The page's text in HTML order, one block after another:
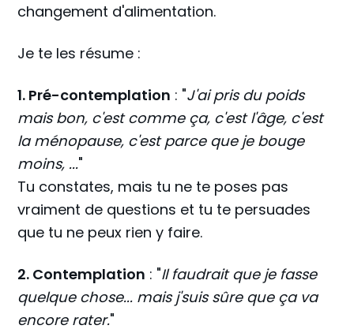
changement d'alimentation.
Je te les résume :
1. Pré-contemplation : "J'ai pris du poids
mais bon, c'est comme ça, c'est l'âge, c'est
la ménopause, c'est parce que je bouge
moins, ..."
Tu constates, mais tu ne te poses pas
vraiment de questions et tu te persuades
que tu ne peux rien y faire.
2. Contemplation : "Il faudrait que je fasse
quelque chose... mais j'suis sûre que ça va
encore rater."